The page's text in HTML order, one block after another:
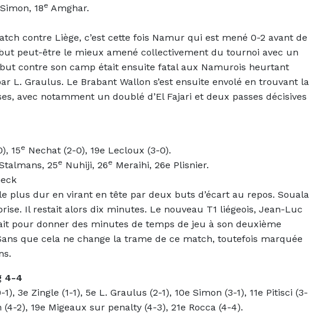
18e Amghar.
contre Liège, c’est cette fois Namur qui est mené 0-2 avant de
peut-être le mieux amené collectivement du tournoi avec un
contre son camp était ensuite fatal aux Namurois heurtant
L. Graulus. Le Brabant Wallon s’est ensuite envolé en trouvant la
avec notamment un doublé d’El Fajari et deux passes décisives
15e Nechat (2-0), 19e Lecloux (3-0).
25e Nuhiji, 26e Meraihi, 26e Plisnier.
plus dur en virant en tête par deux buts d’écart au repos. Souala
Il restait alors dix minutes. Le nouveau T1 liégeois, Jean-Luc
pour donner des minutes de temps de jeu à son deuxième
que cela ne change la trame de ce match, toutefois marquée
4-4
1), 3e Zingle (1-1), 5e L. Graulus (2-1), 10e Simon (3-1), 11e Pitisci (3-
(4-2), 19e Migeaux sur penalty (4-3), 21e Rocca (4-4).